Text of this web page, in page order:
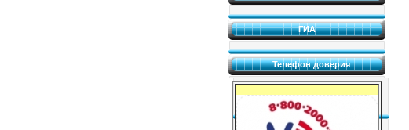
ГИА
Телефон доверия